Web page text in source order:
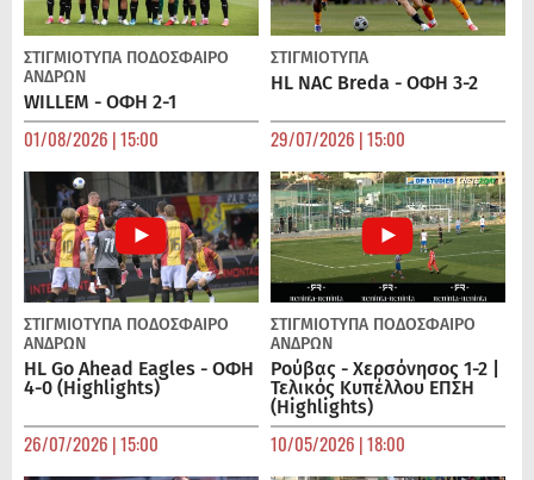
ΣΤΙΓΜΙΟΤΥΠΑ ΠΟΔΌΣΦΑΙΡΟ
ΑΝΔΡΏΝ
WILLEM - ΟΦΗ 2-1
01/08/2026 | 15:00
ΣΤΙΓΜΙΟΤΥΠΑ
HL NAC Breda - ΟΦΗ 3-2
29/07/2026 | 15:00
ΣΤΙΓΜΙΟΤΥΠΑ ΠΟΔΌΣΦΑΙΡΟ
ΑΝΔΡΏΝ
HL Go Ahead Eagles - ΟΦΗ
4-0 (Highlights)
26/07/2026 | 15:00
ΣΤΙΓΜΙΟΤΥΠΑ ΠΟΔΌΣΦΑΙΡΟ
ΑΝΔΡΏΝ
Ρούβας - Χερσόνησος 1-2 |
Τελικός Κυπέλλου ΕΠΣΗ
(Highlights)
10/05/2026 | 18:00